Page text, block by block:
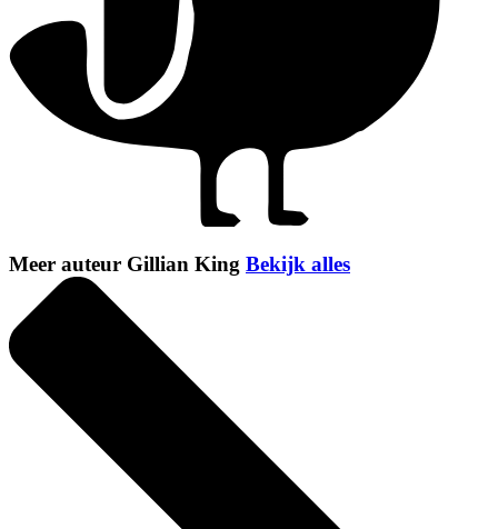
Meer auteur Gillian King Bekijk alles